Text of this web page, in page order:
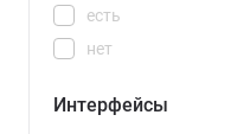
есть
нет
Интерфейсы